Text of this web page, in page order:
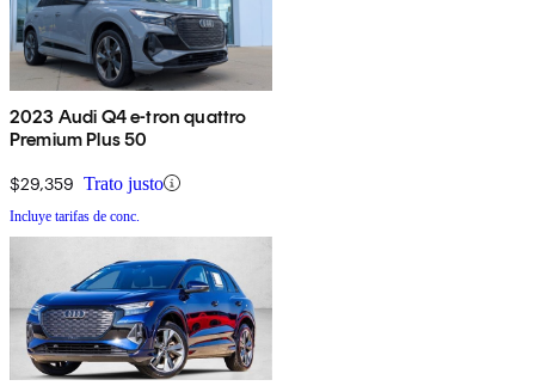
2023 Audi Q4 e-tron quattro
Premium Plus 50
$29,359 Trato justo
Incluye tarifas de conc.